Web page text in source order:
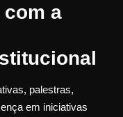
com a
palestras,
em iniciativas